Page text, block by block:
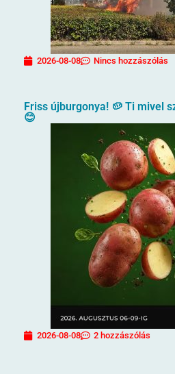
2026-08-08 Nincs hozzászólás
Friss újburgonya! 🥔 Ti mivel
😊
2026-08-08 2 hozzászólás